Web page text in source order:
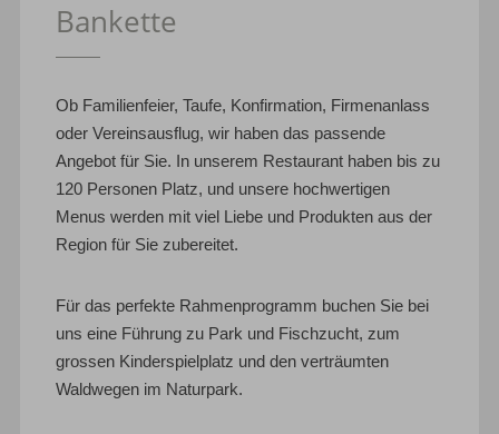
Bankette
Ob Familienfeier, Taufe, Konfirmation, Firmenanlass
oder Vereinsausflug, wir haben das passende
Angebot für Sie. In unserem Restaurant haben bis zu
120 Personen Platz, und unsere hochwertigen
Menus werden mit viel Liebe und Produkten aus der
Region für Sie zubereitet.
Für das perfekte Rahmenprogramm buchen Sie bei
uns eine Führung zu Park und Fischzucht, zum
grossen Kinderspielplatz und den verträumten
Waldwegen im Naturpark.